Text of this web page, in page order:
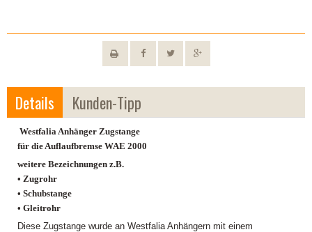
Details Kunden-Tipp
Westfalia Anhänger Zugstange
für die Auflaufbremse WAE 2000
weitere Bezeichnungen z.B.
• Zugrohr
• Schubstange
• Gleitrohr
Diese Zugstange wurde an Westfalia Anhängern mit einem